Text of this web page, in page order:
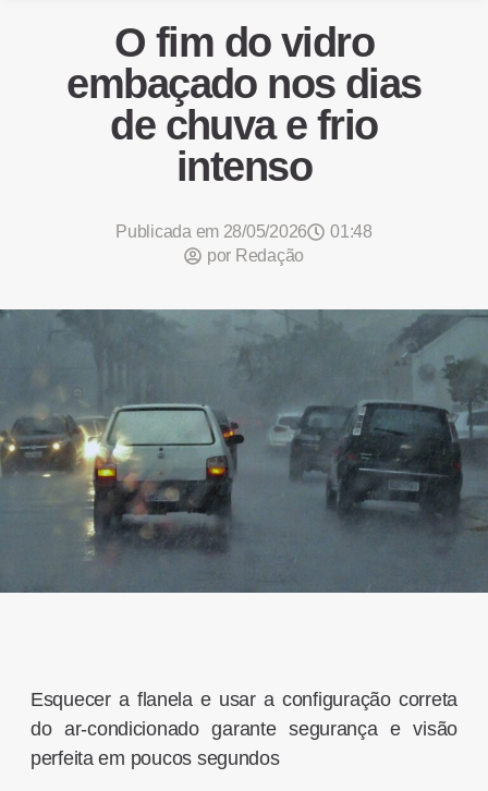
O fim do vidro
embaçado nos dias
de chuva e frio
intenso
Publicada em 28/05/2026
01:48
por Redação
Esquecer a flanela e usar a configuração correta
do ar-condicionado garante segurança e visão
perfeita em poucos segundos